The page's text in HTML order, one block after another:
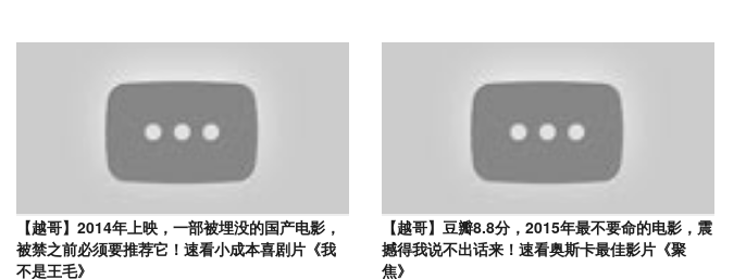
【越哥】2014年上映，一部被埋没的国产电影，
被禁之前必须要推荐它！速看小成本喜剧片《我
不是王毛》
【越哥】豆瓣8.8分，2015年最不要命的电影，震
撼得我说不出话来！速看奥斯卡最佳影片《聚
焦》